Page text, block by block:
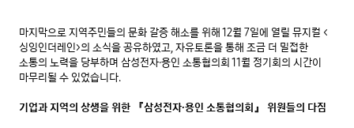
마지막으로 지역주민들의 문화 갈증 해소를 위해 12월 7일에 열릴 뮤지컬 <
싱잉인더레인>의 소식을 공유하였고, 자유토론을 통해 조금 더 밀접한
소통의 노력을 당부하며 삼성전자·용인 소통협의회 11월 정기회의 시간이
마무리될 수 있었습니다.
기업과 지역의 상생을 위한 『삼성전자·용인 소통협의회』 위원들의 다짐